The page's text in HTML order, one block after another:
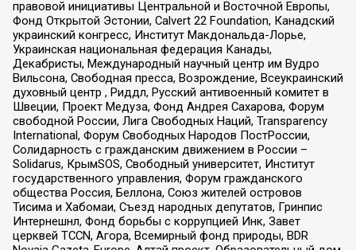
правовой инициативы Центральной и Восточной Европы,
Фонд Открытой Эстонии, Calvert 22 Foundation, Канадский
украинский конгресс, Институт Макдональда-Лорье,
Украинская национальная федерация Канады,
Декабристы, Международный научный центр им Вудро
Вильсона, Свободная пресса, Возрождение, Всеукраинский
духовный центр , Риддл, Русский антивоенный комитет в
Швеции, Проект Медуза, Фонд Андрея Сахарова, Форум
свободной России, Лига Свободных Наций, Transparеncy
International, Форум Свободных Народов ПостРоссии,
Солидарность с гражданским движением в России –
Solidarus, КрымSOS, Свободный университет, Институт
государственного управления, Форум гражданского
общества Россия, Беллона, Союз жителей островов
Тисима и Хабомаи, Съезд народных депутатов, Гринпис
Интернешнл, Фонд борьбы с коррупцией Инк, Завет
церквей TCCN, Агора, Всемирный фонд природы, BDR